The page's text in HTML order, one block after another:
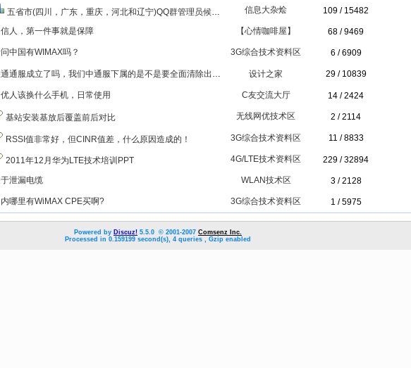
五省市(四川，广东，重庆，河北和辽宁)QQ群管理员候选人开始投票（有威望奖励）
信息大杂烩 109 / 15482
人，第一件事就是保障
【心情咖啡屋】 68 / 9469
中国有WIMAX吗？
3G综合技术资料区 6 / 6909
联通通服成立了吗，我们中通服下属的是不是要全面清除出联通了
设计之家 29 / 10839
人该换什么手机，日常使用
C友交流大厅 14 / 2424
基站安装基放后覆盖前后对比
无线网优技术区 2 / 2114
RSSI值非常好，但CINR值差，什么原因造成的！
3G综合技术资料区 11 / 8833
2011年12月华为LTE技术培训PPT
4G/LTE技术资料区 229 / 32894
泄漏电缆
WLAN技术区 3 / 2128
哪里有WiMAX CPE买啊?
3G综合技术资料区 1 / 5975
Powered by Discuz! 5.5.0 © 2001-2007 Comsenz Inc.
Processed in 0.159199 second(s), 4 queries , Gzip enabled